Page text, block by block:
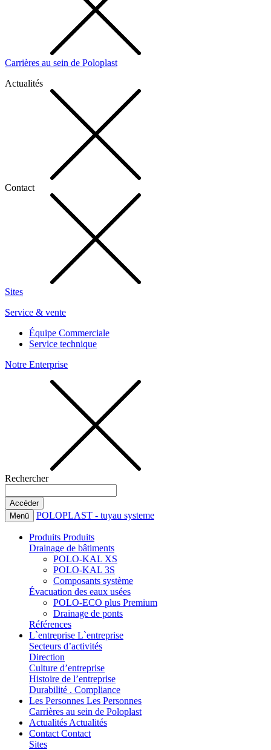
Carrières au sein de Poloplast
Actualités
Contact
Sites
Service & vente
Équipe Commerciale
Service technique
Notre Enterprise
Rechercher
Menü POLOPLAST - tuyau systeme
Produits Produits
Drainage de bâtiments
POLO-KAL XS
POLO-KAL 3S
Composants système
Évacuation des eaux usées
POLO-ECO plus Premium
Drainage de ponts
Références
L`entreprise L`entreprise
Secteurs d’activités
Direction
Culture d’entreprise
Histoire de l’entreprise
Durabilité . Compliance
Les Personnes Les Personnes
Carrières au sein de Poloplast
Actualités Actualités
Contact Contact
Sites